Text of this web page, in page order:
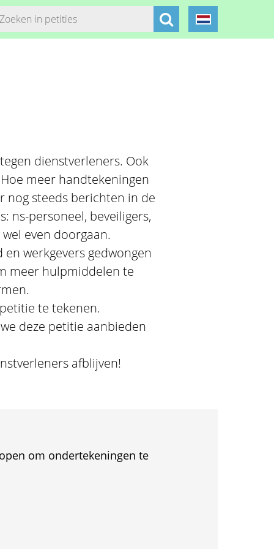
dienstverleners. Ook
meer handtekeningen
nog steeds berichten in de
ns-personeel, beveiligers,
even doorgaan.
werkgevers gedwongen
meer hulpmiddelen te
te tekenen.
deze petitie aanbieden
afblijven!
om ondertekeningen te